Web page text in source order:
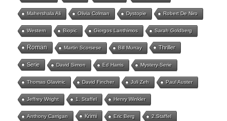
Mahershala Ali Olivia Colman Dystopie Robert De Niro
Western Biopic Giorgos Lanthimos Sarah Goldberg
Roman Martin Scorsese Bill Murray Thriller
Serie David Simon Ed Harris Mystery-Serie
Thomas Glavinic David Fincher Juli Zeh Paul Auster
Jeffrey Wright 1. Staffel Henry Winkler
Anthony Carrigan Krimi Eric Berg 2.Staffel